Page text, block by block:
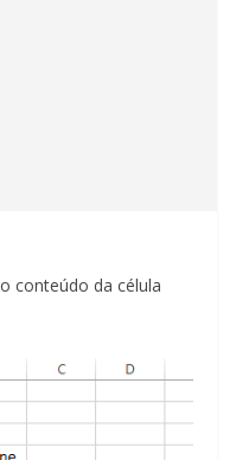
conteúdo da célula